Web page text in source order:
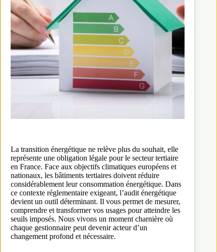
La transition énergétique ne relève plus du souhait, elle
représente une obligation légale pour le secteur tertiaire
en France. Face aux objectifs climatiques européens et
nationaux, les bâtiments tertiaires doivent réduire
considérablement leur consommation énergétique. Dans
ce contexte réglementaire exigeant, l’audit énergétique
devient un outil déterminant. Il vous permet de mesurer,
comprendre et transformer vos usages pour atteindre les
seuils imposés. Nous vivons un moment charnière où
chaque gestionnaire peut devenir acteur d’un
changement profond et nécessaire.